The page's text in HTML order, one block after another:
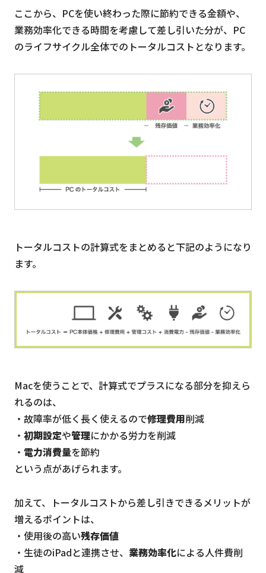
ここから、PCを使い終わった際に節約できる金額や、
業務効率化できる時間を考慮して差し引いた分が、PC
のライフサイクル全体でのトータルコストとなります。
トータルコストの計算式をまとめると下記のようになり
ます。
Macを使うことで、計算式でプラスになる部分を抑えら
れるのは、
・故障率が低く長く使えるので修理費用削減
・ 初期設定や管理にかかる労力を削減
・ 電力消費量を節約
という点があげられます。
加えて、トータルコストから差し引きできるメリットが
増えるポイントは、
・使用後の高い残存価値
・生徒のiPadと連携させ、 業務効率化による人件費削
減